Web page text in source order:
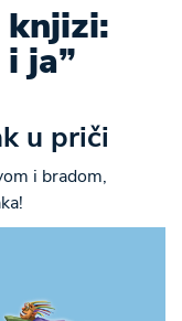
knjizi:
ja”
u priči
i bradom,